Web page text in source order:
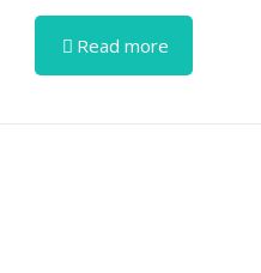
Read more